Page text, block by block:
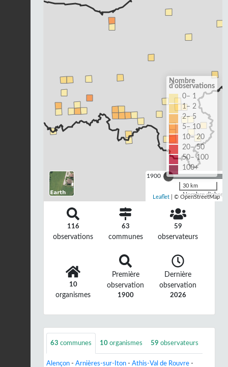
1900
Nombre
Nombre
d'observations
0– 1
1– 2
2– 5
5– 10
10– 20
20– 50
50– 100
100+
30 km
Leaflet | © OpenStreetMap
116
observations
63
communes
59
observateurs
10
organismes
Première
observation
1900
Dernière
observation
2026
63 communes 10 organismes 59 observateurs
Alençon - Arnières-sur-Iton - Athis-Val de Rouvre -